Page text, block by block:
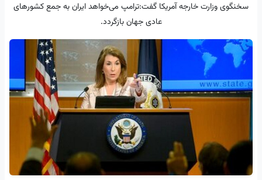
سخنگوی وزارت خارجه آمریکا گفت:ترامپ می‌خواهد ایران به جمع کشورهای
عادی جهان بازگردد.